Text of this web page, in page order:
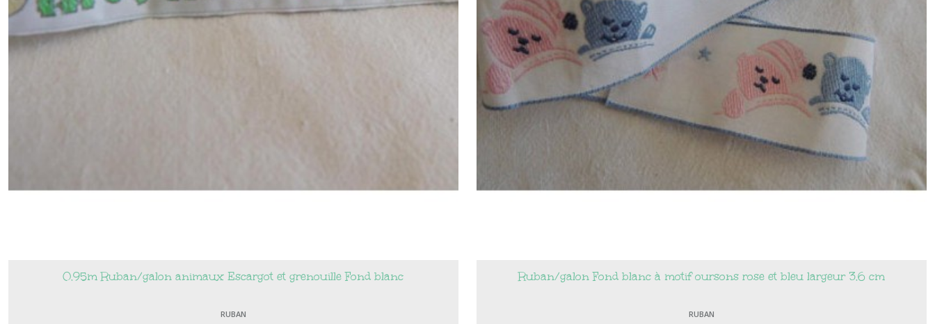
0.95m Ruban/galon animaux Escargot et grenouille Fond blanc
RUBAN
Ruban/galon Fond blanc à motif oursons rose et bleu largeur 3.6 cm
RUBAN